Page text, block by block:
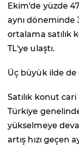
Ekim'de yüzde
aynı döneminde
ortalama satılık
TL'ye ulaştı.
Üç büyük ilde de
Satılık konut cari
Türkiye
yükselmeye
artış hızı geçen